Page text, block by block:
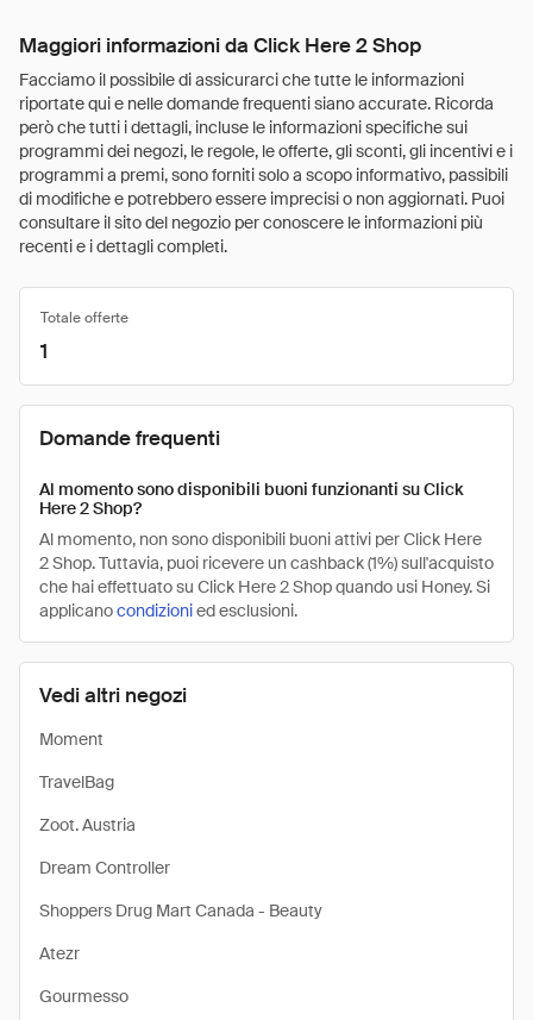
Maggiori informazioni da Click Here 2 Shop
Facciamo il possibile di assicurarci che tutte le informazioni
riportate qui e nelle domande frequenti siano accurate. Ricorda
però che tutti i dettagli, incluse le informazioni specifiche sui
programmi dei negozi, le regole, le offerte, gli sconti, gli incentivi e i
programmi a premi, sono forniti solo a scopo informativo, passibili
di modifiche e potrebbero essere imprecisi o non aggiornati. Puoi
consultare il sito del negozio per conoscere le informazioni più
recenti e i dettagli completi.
Vedi altri negozi
Moment
TravelBag
Zoot. Austria
Dream Controller
Shoppers Drug Mart Canada - Beauty
Atezr
Gourmesso
Totale offerte
1
Domande frequenti
Al momento sono disponibili buoni funzionanti su Click
Here 2 Shop?
Al momento, non sono disponibili buoni attivi per Click Here
2 Shop. Tuttavia, puoi ricevere un cashback (1%) sull'acquisto
che hai effettuato su Click Here 2 Shop quando usi Honey. Si
applicanocondizionied esclusioni.